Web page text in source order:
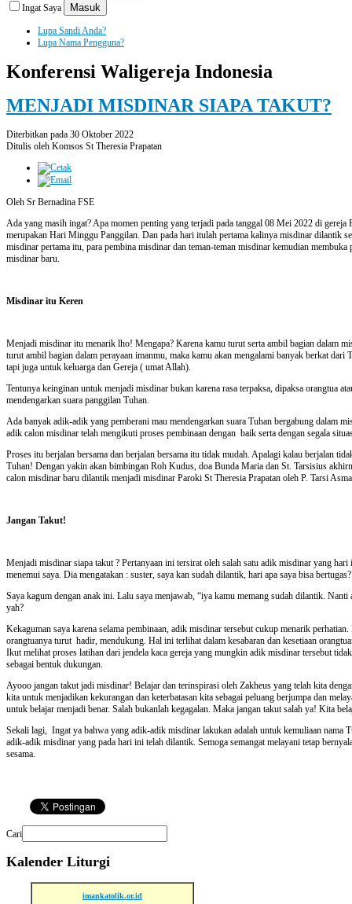
Ingat Saya Masuk
Lupa Sandi Anda?
Lupa Nama Pengguna?
Konferensi Waligereja Indonesia
MENJADI MISDINAR SIAPA TAKUT?
Diterbitkan pada 30 Oktober 2022
Ditulis oleh Komsos St Theresia Prapatan
Oleh Sr Bernadina FSE
Ada yang masih ingat? Apa momen penting yang terjadi pada tanggal 08 Mei 2022 di gereja
merupakan Hari Minggu Panggilan. Dan pada hari itulah pertama kalinya misdinar dilantik
misdinar pertama itu, para pembina misdinar dan teman-teman misdinar kemudian membuka
misdinar baru.
Misdinar itu Keren
Menjadi misdinar itu menarik lho! Mengapa? Karena kamu turut serta ambil bagian dalam
turut ambil bagian dalam perayaan imanmu, maka kamu akan mengalami banyak berkat
tapi juga untuk keluarga dan Gereja ( umat Allah).
Tentunya keinginan untuk menjadi misdinar bukan karena rasa terpaksa, dipaksa orangtua
mendengarkan suara panggilan Tuhan.
Ada banyak adik-adik yang pemberani mau mendengarkan suara Tuhan bergabung dalam
adik calon misdinar telah mengikuti proses pembinaan dengan baik serta dengan segala
Proses itu berjalan bersama dan berjalan bersama itu tidak mudah. Apalagi kalau berjalan
Tuhan! Dengan yakin akan bimbingan Roh Kudus, doa Bunda Maria dan St. Tarsisius
calon misdinar baru dilantik menjadi misdinar Paroki St Theresia Prapatan oleh P. Tarsi
Jangan Takut!
Menjadi misdinar siapa takut ? Pertanyaan ini tersirat oleh salah satu adik misdinar yang
menemui saya. Dia mengatakan : suster, saya kan sudah dilantik, hari apa saya bisa
Saya kagum dengan anak ini. Lalu saya menjawab, “iya kamu memang sudah dilantik.
yah?
Kekaguman saya karena selama pembinaan, adik misdinar tersebut cukup menarik
orangtuanya turut hadir, mendukung. Hal ini terlihat dalam kesabaran dan kesetiaan
Ikut melihat proses latihan dari jendela kaca gereja yang mungkin adik misdinar tersebut
sebagai bentuk dukungan.
Ayooo jangan takut jadi misdinar! Belajar dan terinspirasi oleh Zakheus yang telah kita
kita untuk menjadikan kekurangan dan keterbatasan kita sebagai peluang berjumpa dan
untuk belajar menjadi benar. Salah bukanlah kegagalan. Maka jangan takut salah ya! Kita
Sekali lagi, Ingat ya bahwa yang adik-adik misdinar lakukan adalah untuk kemuliaan nama
adik-adik misdinar yang pada hari ini telah dilantik. Semoga semangat melayani tetap
sesama.
Cari
Kalender Liturgi
imankatolik.or.id